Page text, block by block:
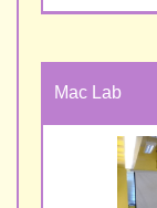
Mac Lab